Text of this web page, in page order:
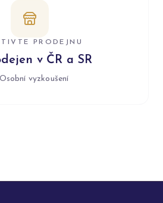
PRODEJNU
v ČR a SR
vyzkoušení